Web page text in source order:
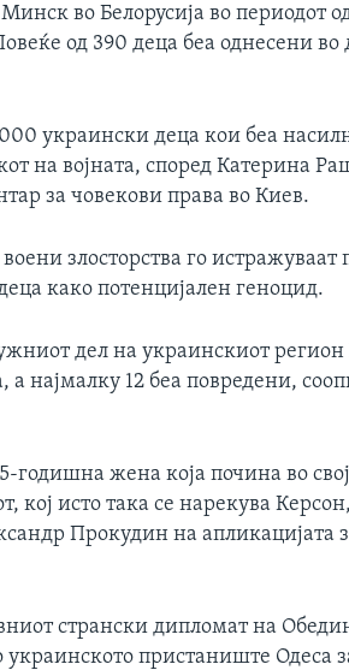
во Белорусија во периодот
од 390 деца беа однесени во
украински деца кои беа
на војната, според Катерина
за човекови права во Киев.
злосторства го истражуваат
како потенцијален геноцид.
дел на украинскиот
а најмалку 12 беа повредени,
жена која почина во
кој исто така се нарекува
Прокудин на апликацијата
странски дипломат на
пристаниште Одеса